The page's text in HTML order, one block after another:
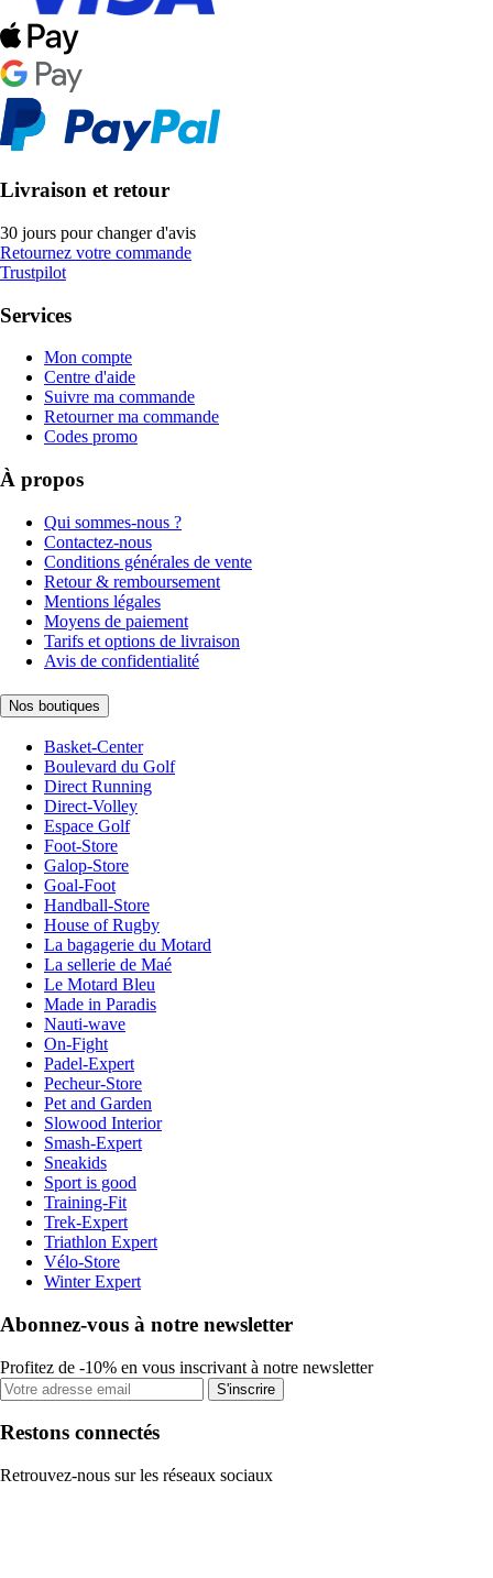
Livraison et retour
30 jours pour changer d'avis
Retournez votre commande
Trustpilot
Services
Mon compte
Centre d'aide
Suivre ma commande
Retourner ma commande
Codes promo
À propos
Qui sommes-nous ?
Contactez-nous
Conditions générales de vente
Retour & remboursement
Mentions légales
Moyens de paiement
Tarifs et options de livraison
Avis de confidentialité
Nos boutiques
Basket-Center
Boulevard du Golf
Direct Running
Direct-Volley
Espace Golf
Foot-Store
Galop-Store
Goal-Foot
Handball-Store
House of Rugby
La bagagerie du Motard
La sellerie de Maé
Le Motard Bleu
Made in Paradis
Nauti-wave
On-Fight
Padel-Expert
Pecheur-Store
Pet and Garden
Slowood Interior
Smash-Expert
Sneakids
Sport is good
Training-Fit
Trek-Expert
Triathlon Expert
Vélo-Store
Winter Expert
Abonnez-vous à notre newsletter
Profitez de -10% en vous inscrivant à notre newsletter
S'inscrire
Restons connectés
Retrouvez-nous sur les réseaux sociaux